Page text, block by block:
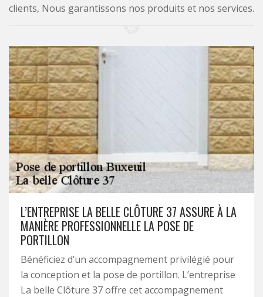
clients, Nous garantissons nos produits et nos services.
L’ENTREPRISE LA BELLE CLÔTURE 37 ASSURE À LA
MANIÈRE PROFESSIONNELLE LA POSE DE
PORTILLON
Bénéficiez d’un accompagnement privilégié pour
la conception et la pose de portillon. L’entreprise
La belle Clôture 37 offre cet accompagnement